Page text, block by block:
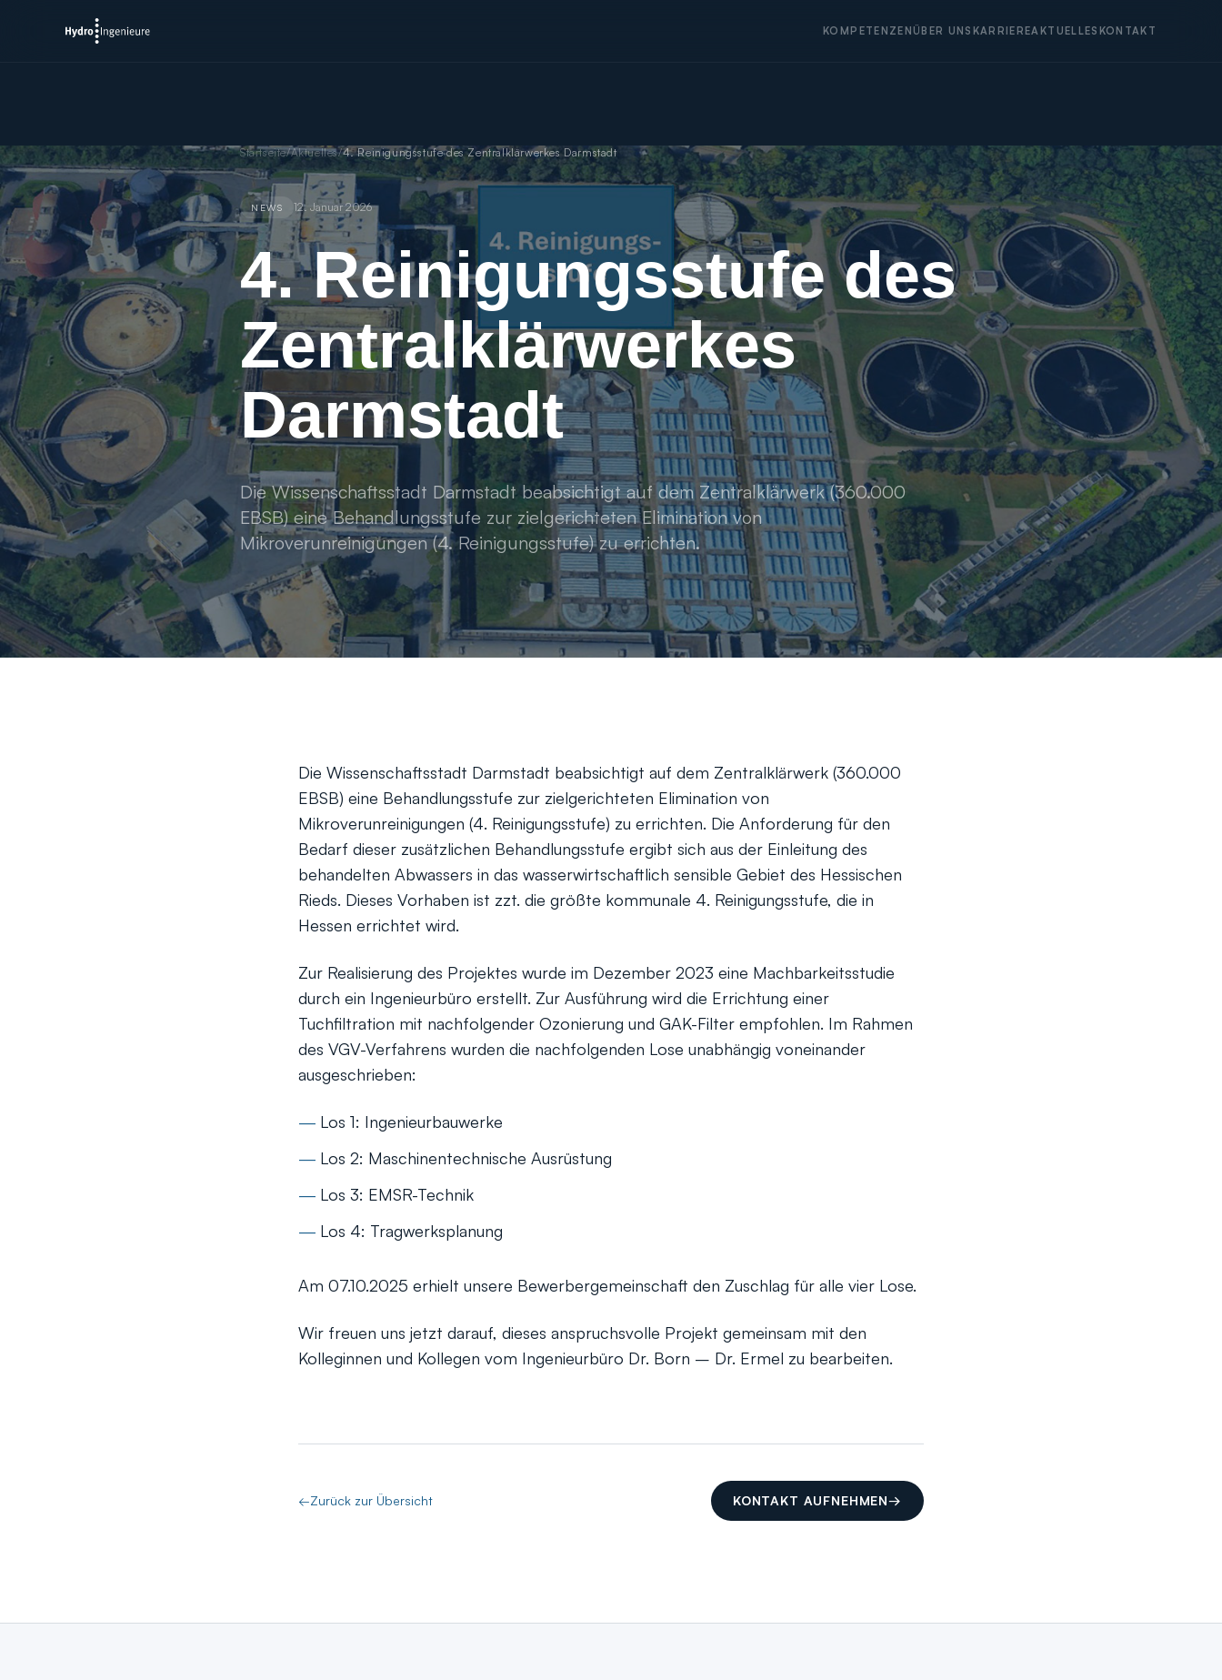
KOMPETENZEN ÜBER UNS KARRIEREAKTUELLES KONTAKT
Startseite/Aktuelles/4. Reinigungsstufe des Zentralklärwerkes Darmstadt
NEWS 12. Januar 2026
4. Reinigungsstufe des
Zentralklärwerkes
Darmstadt
Die Wissenschaftsstadt Darmstadt beabsichtigt auf dem Zentralklärwerk (360.000
EBSB) eine Behandlungsstufe zur zielgerichteten Elimination von
Mikroverunreinigungen (4. Reinigungsstufe) zu errichten.
Die Wissenschaftsstadt Darmstadt beabsichtigt auf dem Zentralklärwerk (360.000
EBSB) eine Behandlungsstufe zur zielgerichteten Elimination von
Mikroverunreinigungen (4. Reinigungsstufe) zu errichten. Die Anforderung für den
Bedarf dieser zusätzlichen Behandlungsstufe ergibt sich aus der Einleitung des
behandelten Abwassers in das wasserwirtschaftlich sensible Gebiet des Hessischen
Rieds. Dieses Vorhaben ist zzt. die größte kommunale 4. Reinigungsstufe, die in
Hessen errichtet wird.
Zur Realisierung des Projektes wurde im Dezember 2023 eine Machbarkeitsstudie
durch ein Ingenieurbüro erstellt. Zur Ausführung wird die Errichtung einer
Tuchfiltration mit nachfolgender Ozonierung und GAK-Filter empfohlen. Im Rahmen
des VGV-Verfahrens wurden die nachfolgenden Lose unabhängig voneinander
ausgeschrieben:
Los 1: Ingenieurbauwerke
Los 2: Maschinentechnische Ausrüstung
Los 3: EMSR-Technik
Los 4: Tragwerksplanung
Am 07.10.2025 erhielt unsere Bewerbergemeinschaft den Zuschlag für alle vier Lose.
Wir freuen uns jetzt darauf, dieses anspruchsvolle Projekt gemeinsam mit den
Kolleginnen und Kollegen vom Ingenieurbüro Dr. Born – Dr. Ermel zu bearbeiten.
←Zurück zur Übersicht KONTAKT AUFNEHMEN→